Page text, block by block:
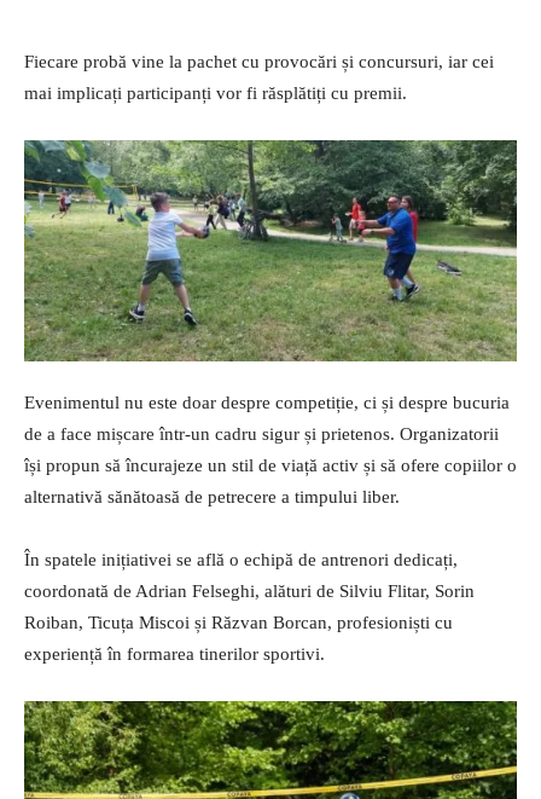
Fiecare probă vine la pachet cu provocări și concursuri, iar cei
mai implicați participanți vor fi răsplătiți cu premii.
Evenimentul nu este doar despre competiție, ci și despre bucuria
de a face mișcare într-un cadru sigur și prietenos. Organizatorii
își propun să încurajeze un stil de viață activ și să ofere copiilor o
alternativă sănătoasă de petrecere a timpului liber.
În spatele inițiativei se află o echipă de antrenori dedicați,
coordonată de Adrian Felseghi, alături de Silviu Flitar, Sorin
Roiban, Ticuța Miscoi și Răzvan Borcan, profesioniști cu
experiență în formarea tinerilor sportivi.